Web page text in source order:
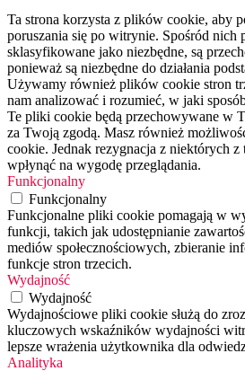
Ta strona korzysta z plików cookie, aby
poruszania się po witrynie. Spośród nich
sklasyfikowane jako niezbędne, są
ponieważ są niezbędne do działania
Używamy również plików cookie stron
nam analizować i rozumieć, w jaki
Te pliki cookie będą przechowywane w
za Twoją zgodą. Masz również
cookie. Jednak rezygnacja z niektórych
wpłynąć na wygodę przeglądania.
Funkcjonalny
Funkcjonalny
Funkcjonalne pliki cookie pomagają w
funkcji, takich jak udostępnianie
mediów społecznościowych, zbieranie
funkcje stron trzecich.
Wydajność
Wydajność
Wydajnościowe pliki cookie służą do
kluczowych wskaźników wydajności
lepsze wrażenia użytkownika dla
Analityka